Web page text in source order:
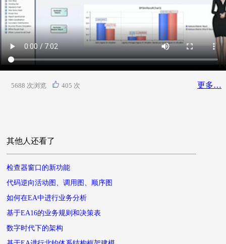
5688 次浏览 405 次 更多…
其他人还看了
检查器窗口的新功能
代码逆向活动图、调用图、顺序图
如何在EA中进行业务分析
基于EA16的业务规则和决策表
数字时代下的架构